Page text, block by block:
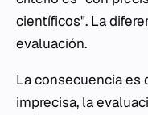
científicos". La
evaluación.
La consecuencia es
imprecisa, la